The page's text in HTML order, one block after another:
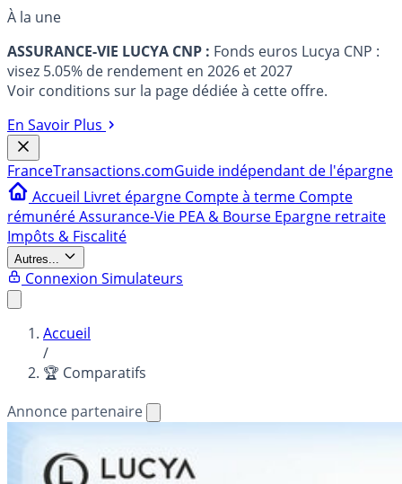
À la une
ASSURANCE-VIE LUCYA CNP : Fonds euros Lucya CNP :
visez 5.05% de rendement en 2026 et 2027
Voir conditions sur la page dédiée à cette offre.
En Savoir Plus
FranceTransactions.comGuide indépendant de l'épargne
Accueil Livret épargne Compte à terme Compte
rémunéréAssurance-Vie PEA & Bourse Epargne retraite
Impôts & Fiscalité
Autres...
Connexion Simulateurs
Accueil
/
🏆 Comparatifs
Annonce partenaire